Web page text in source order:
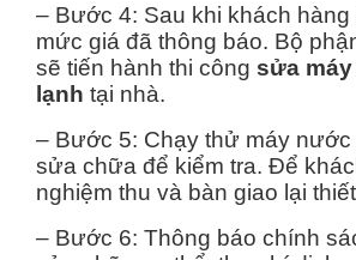
– Bước 4: Sau khi khách hàng
mức giá đã thông báo. Bộ
sẽ tiến hành thi công sửa
lạnh tại nhà.
– Bước 5: Chạy thử máy nước
sửa chữa để kiểm tra. Để
nghiệm thu và bàn giao lại
– Bước 6: Thông báo chính